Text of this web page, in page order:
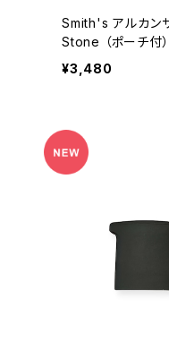
Smith's アルカン
Stone （ポーチ付）
¥3,480